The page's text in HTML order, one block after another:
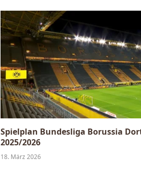
Spielplan Bundesliga Borussia
2025/2026
18. März 2026